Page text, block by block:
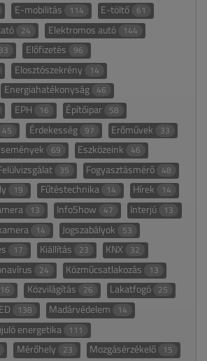
E-mobilitás 114 E-töltő 61
24 Elektromos autó 144
33 Előfizetés 96
Elosztószekrény 14
Energiahatékonyság 46
EPH 16 Építőipar 58
45 Érdekesség 97 Erőművek 33
69 Eszközeink 46
35 Fogyasztásmérő 48
19 Fűtéstechnika 14 Hírek 14
13 InfoShow 47 Interjú 13
14 Jogszabályok 53
17 Kiállítás 23 KNX 32
24 Közműcsatlakozás 13
16 Közvilágítás 26 Lakatfogó 25
138 Madárvédelem 14
energetika 111
Mérőhely 23 Mozgásérzékelő 15